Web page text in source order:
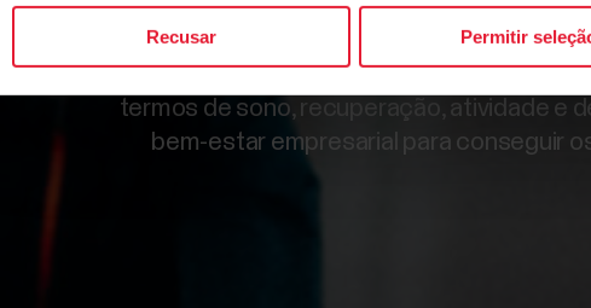
Recusar Permitir
Recorra hoje às informações e
termos de sono, recuperação, atividade e
bem-estar empresarial para conseguir